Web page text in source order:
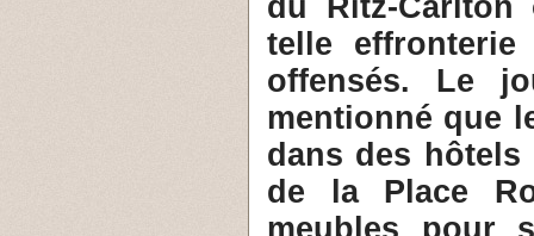
telle
offensés. Le
mentionné que
dans des
de la Place
meubles pour